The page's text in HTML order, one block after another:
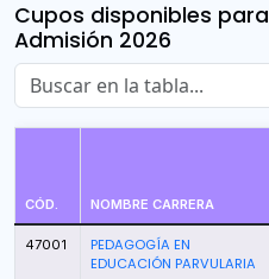
Cupos disponibles
Admisión 2026
CÓD. NOMBRE CARRERA
47001
PEDAGOGÍA EN
EDUCACIÓN PARVULARIA